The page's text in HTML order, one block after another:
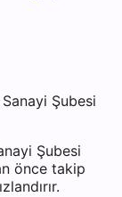
Şubesi
Şubesi
önce takip